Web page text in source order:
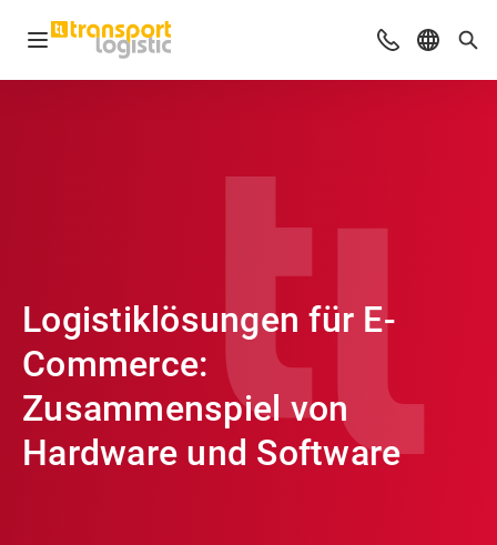
Navigation öffnen Beratung &
Sprache
Logistiklösungen für E-
Commerce:
Zusammenspiel von
Hardware und Software